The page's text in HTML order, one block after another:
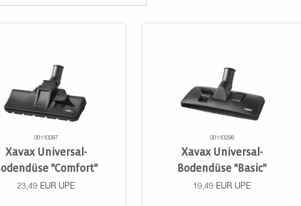
00110287
Xavax Universal-
"Comfort"
23,49 EUR UPE
00110298
Xavax Universal-
Bodendüse "Basic"
19,49 EUR UPE